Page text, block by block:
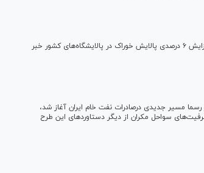
مدیر هماهنگی و نظارت بر عملیات شرکت ملی پالایش و پخش فرآورده‌های نفتی از افزایش ۶ درصدی پالایش خوراک در پالایشگاه‌های کشور خبر
مسیر جدیدی درصادرات نفت خام ایران آغاز شد،
سواحل مکران از دیگر دستاورد‌های این طرح